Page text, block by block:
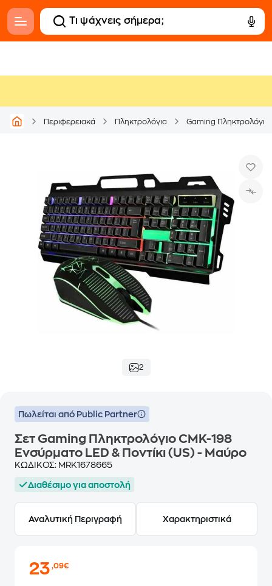
Περιφερειακά Πληκτρολόγια Gaming Πληκτρολόγια
2
Πωλείται από Public Partner
Σετ Gaming Πληκτρολόγιο CMK-198
Ενσύρματο LED & Ποντίκι (US) - Μαύρο
ΚΩΔΙΚΟΣ: MRK1678665
Διαθέσιμο για αποστολή
Αναλυτική Περιγραφή Χαρακτηριστικά
23,09€